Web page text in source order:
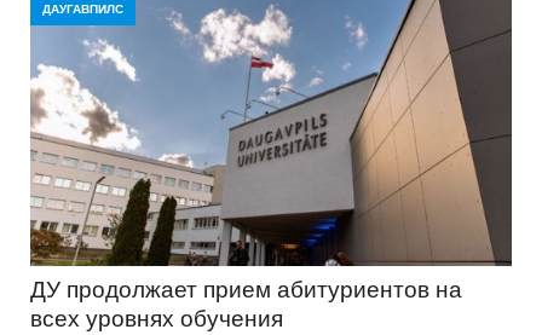
ДАУГАВПИЛС
ДУ продолжает прием абитуриентов на
всех уровнях обучения